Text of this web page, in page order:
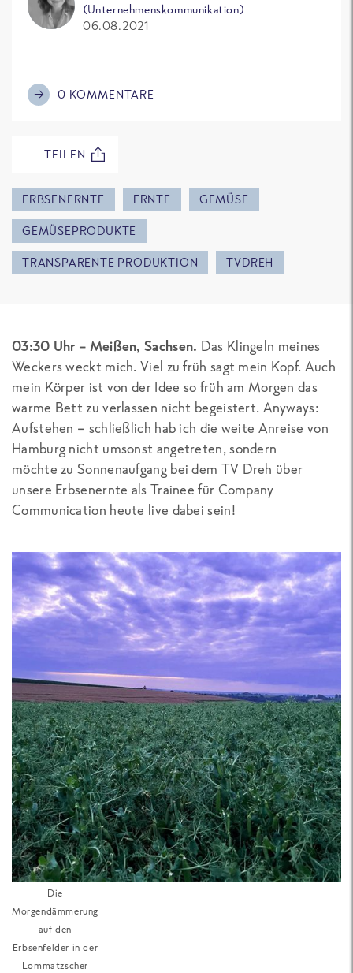
(Unternehmenskommunikation)
06.08.2021
0 KOMMENTARE
TEILEN
ERBSENERNTE ERNTE GEMÜSE
GEMÜSEPRODUKTE
TRANSPARENTE PRODUKTION TVDREH
03:30 Uhr – Meißen, Sachsen. Das Klingeln meines
Weckers weckt mich. Viel zu früh sagt mein Kopf. Auch
mein Körper ist von der Idee so früh am Morgen das
warme Bett zu verlassen nicht begeistert. Anyways:
Aufstehen – schließlich hab ich die weite Anreise von
Hamburg nicht umsonst angetreten, sondern
möchte zu Sonnenaufgang bei dem TV Dreh über
unsere Erbsenernte als Trainee für Company
Communication heute live dabei sein!
Die
Morgendämmerung
auf den
Erbsenfelder in der
Lommatzscher